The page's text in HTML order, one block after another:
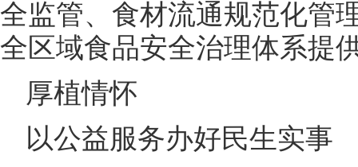
全监管、食材流通规范化管
全区域食品安全治理体系提
厚植情怀
以公益服务办好民生实事